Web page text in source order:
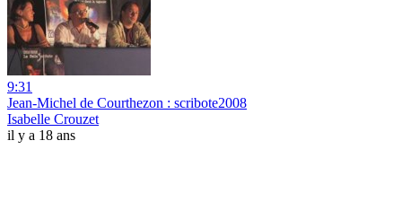
9:31
Jean-Michel de Courthezon : scribote2008
Isabelle Crouzet
il y a 18 ans